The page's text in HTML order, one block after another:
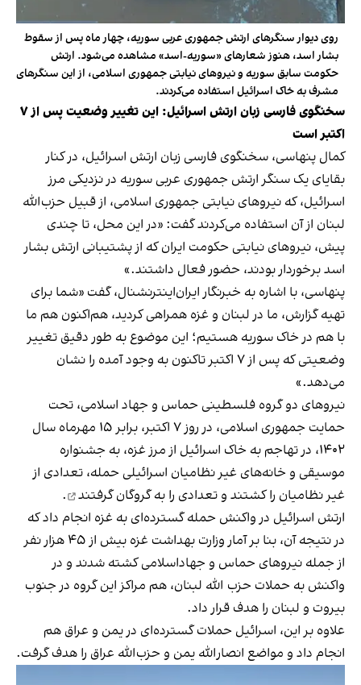
روی دیوار سنگرهای ارتش جمهوری عربی سوریه، چهار ماه پس از سقوط
بشار اسد، هنوز شعارهای «سوریه-اسد» مشاهده می‌شود. ارتش
حکومت سابق سوریه و نیروهای نیابتی جمهوری اسلامی، از این سنگرهای
مشرف به خاک اسرائیل استفاده می‌کردند.
سخنگوی فارسی زبان ارتش اسرائیل: این تغییر وضعیت پس از ۷
اکتبر است
کمال پنهاسی، سخنگوی فارسی زبان ارتش اسرائیل، در کنار
بقایای یک سنگر ارتش جمهوری عربی سوریه در نزدیکی مرز
اسرائیل، که نیروهای نیابتی جمهوری اسلامی، از قبیل حزب‌الله
لبنان از آن استفاده می‌کردند گفت: «در این محل، تا چندی
پیش، نیروهای نیابتی حکومت ایران که از پشتیبانی ارتش بشار
اسد برخوردار بودند، حضور فعال داشتند.»
پنهاسی، با اشاره به خبرنگار ایران‌اینترنشنال، گفت «شما برای
تهیه گزارش‌، ما در لبنان و غزه همراهی کردید، هم‌اکنون هم ما
با هم در خاک سوریه هستیم؛ این موضوع به طور دقیق تغییر
وضعیتی که پس از ۷ اکتبر تاکنون به وجود آمده را نشان
می‌دهد.»
نیروهای دو گروه فلسطینی حماس و جهاد اسلامی، تحت
حمایت جمهوری اسلامی، در روز ۷ اکتبر، برابر ۱۵ مهرماه سال
۱۴۰۲، در تهاجم به خاک اسرائیل از مرز غزه، به جشنواره
موسیقی و خانه‌های غیر نظامیان اسرائیلی حمله، تعدادی از
غیر نظامیان را کشتند و تعدادی را به گروگانگرفتند
.
ارتش اسرائیل در واکنش حمله گسترده‌ای به غزه انجام داد که
در نتیجه آن، بنا بر آمار وزارت بهداشت غزه بیش از ۴۵ هزار نفر
از جمله نیروهای حماس و جهاداسلامی کشته شدند و در
واکنش به حملات حزب الله لبنان، هم مراکز این گروه در جنوب
بیروت و لبنان را هدف قرار داد.
علاوه بر این، اسرائیل حملات گسترده‌ای در یمن و عراق هم
انجام داد و مواضع انصارالله یمن و حزب‌الله عراق را هدف گرفت.